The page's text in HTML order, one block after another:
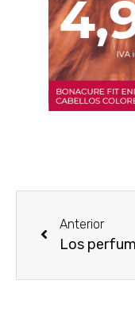
Anterior